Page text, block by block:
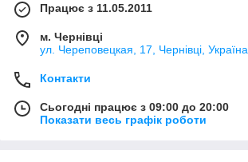
Працює з 11.05.2011
м. Чернівці
ул. Череповецкая, 17, Чернівці, Україна
Контакти
Сьогодні працює з 09:00 до 20:00
Показати весь графік роботи